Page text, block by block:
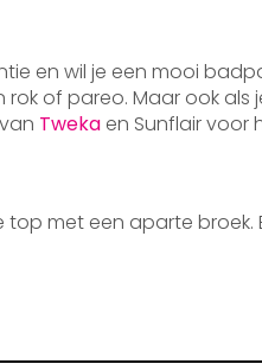
en wil je een mooi
of pareo. Maar ook als
Tweka en Sunflair voor
met een aparte